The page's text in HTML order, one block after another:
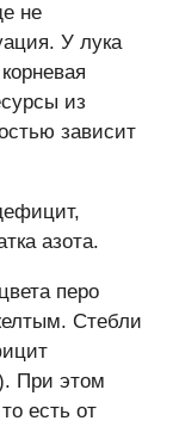
не
У лука
из
зависит
азота.
перо
Стебли
При этом
есть от